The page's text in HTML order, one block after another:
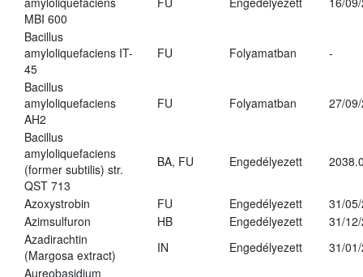
MBI 600
Bacillus
amyloliquefaciens IT-
45
FU Folyamatban -
Bacillus
amyloliquefaciens
AH2
FU Folyamatban 27/
Bacillus
amyloliquefaciens
(former subtilis) str.
QST 713
BA, FU Engedélyezett
Azoxystrobin FU Engedélyezett
31/
Azimsulfuron
HB Engedélyezett
31/
Azadirachtin
(Margosa extract)
IN Engedélyezett
31/
Aureobasidium